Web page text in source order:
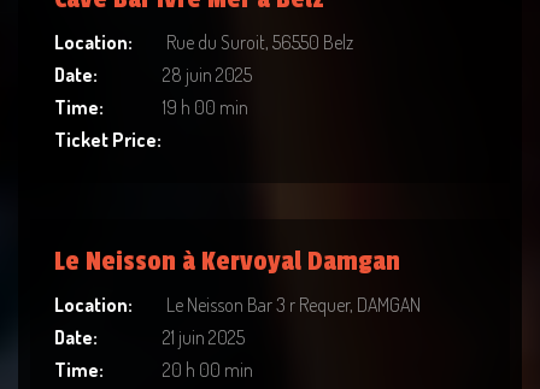
Location:
Rue du Suroit, 56550 Belz
Date:
28 juin 2025
Time:
19 h 00 min
Ticket Price:
Le Neisson à Kervoyal Damgan
Location:
Le Neisson Bar 3 r Requer, DAMGAN
Date:
21 juin 2025
Time:
20 h 00 min